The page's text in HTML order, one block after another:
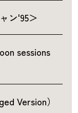
ン'95＞
sessions
Version）